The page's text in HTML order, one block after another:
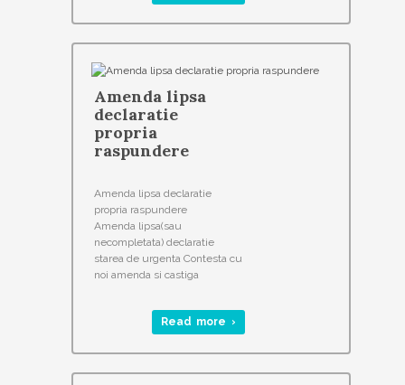
Amenda lipsa
declaratie
propria
raspundere
Amenda lipsa declaratie
propria raspundere
Amenda lipsa(sau
necompletata) declaratie
starea de urgenta Contesta cu
noi amenda si castiga
Read more ›